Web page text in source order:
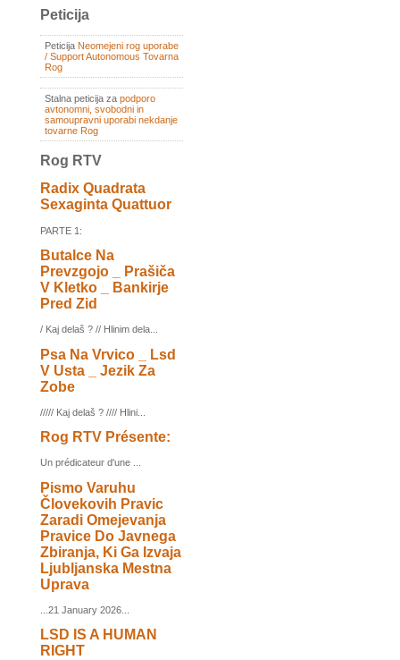
Peticija
Peticija Neomejeni rog uporabe
/ Support Autonomous Tovarna
Rog
Stalna peticija za podporo
avtonomni, svobodni in
samoupravni uporabi nekdanje
tovarne Rog
Rog RTV
Radix Quadrata
Sexaginta Quattuor
PARTE 1:
Butalce Na
Prevzgojo _ Prašiča
V Kletko _ Bankirje
Pred Zid
/ Kaj delaš ? // Hlinim dela...
Psa Na Vrvico _ Lsd
V Usta _ Jezik Za
Zobe
///// Kaj delaš ? //// Hlini...
Rog RTV Présente:
Un prédicateur d'une ...
Pismo Varuhu
Človekovih Pravic
Zaradi Omejevanja
Pravice Do Javnega
Zbiranja, Ki Ga Izvaja
Ljubljanska Mestna
Uprava
...21 January 2026...
LSD IS A HUMAN
RIGHT